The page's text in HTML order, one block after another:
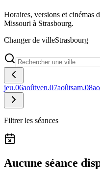
Horaires, versions et cinémas
Missouri à Strasbourg.
Changer de villeStrasbourg
jeu.06aoûtven.07aoûtsam.08
Filtrer les séances
Aucune séance